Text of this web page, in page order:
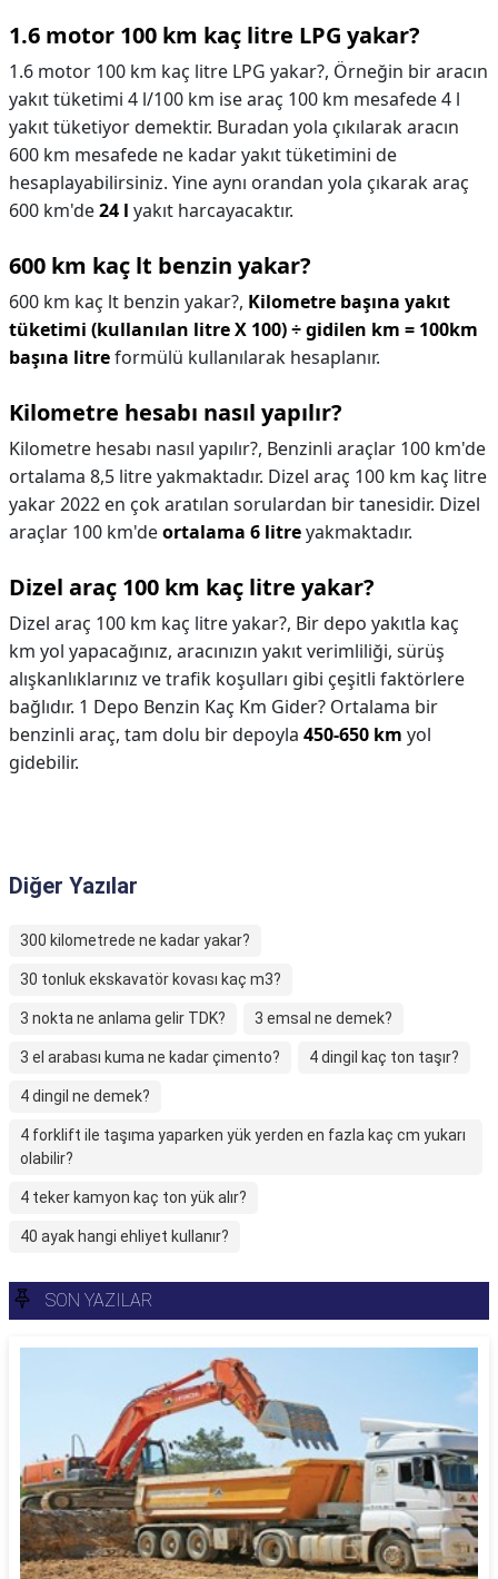
1.6 motor 100 km kaç litre LPG yakar?
1.6 motor 100 km kaç litre LPG yakar?, Örneğin bir aracın
yakıt tüketimi 4 l/100 km ise araç 100 km mesafede 4 l
yakıt tüketiyor demektir. Buradan yola çıkılarak aracın
600 km mesafede ne kadar yakıt tüketimini de
hesaplayabilirsiniz. Yine aynı orandan yola çıkarak araç
600 km'de24 l yakıt harcayacaktır.
600 km kaç lt benzin yakar?
600 km kaç lt benzin yakar?, Kilometre başına yakıt
tüketimi (kullanılan litre X 100) ÷ gidilen km = 100km
başına litreformülü kullanılarak hesaplanır.
Kilometre hesabı nasıl yapılır?
Kilometre hesabı nasıl yapılır?, Benzinli araçlar 100 km'de
ortalama 8,5 litre yakmaktadır. Dizel araç 100 km kaç litre
yakar 2022 en çok aratılan sorulardan bir tanesidir. Dizel
araçlar 100 km'deortalama 6 litreyakmaktadır.
Dizel araç 100 km kaç litre yakar?
Dizel araç 100 km kaç litre yakar?, Bir depo yakıtla kaç
km yol yapacağınız, aracınızın yakıt verimliliği, sürüş
alışkanlıklarınız ve trafik koşulları gibi çeşitli faktörlere
bağlıdır. 1 Depo Benzin Kaç Km Gider? Ortalama bir
benzinli araç, tam dolu bir depoyla 450-650 km yol
gidebilir.
Diğer Yazılar
300 kilometrede ne kadar yakar?
30 tonluk ekskavatör kovası kaç m3?
3 nokta ne anlama gelir TDK? 3 emsal ne demek?
3 el arabası kuma ne kadar çimento? 4 dingil kaç ton taşır?
4 dingil ne demek?
4 forklift ile taşıma yaparken yük yerden en fazla kaç cm yukarı
olabilir?
4 teker kamyon kaç ton yük alır?
40 ayak hangi ehliyet kullanır?
SON YAZILAR